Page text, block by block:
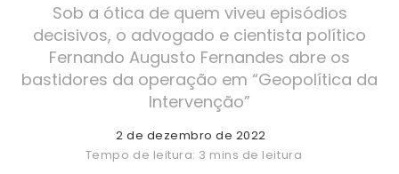
Sob a ótica de quem viveu episódios
decisivos, o advogado e cientista político
Fernando Augusto Fernandes abre os
bastidores da operação em “Geopolítica da
Intervenção”
2 de dezembro de 2022
Tempo de leitura: 3 mins de leitura